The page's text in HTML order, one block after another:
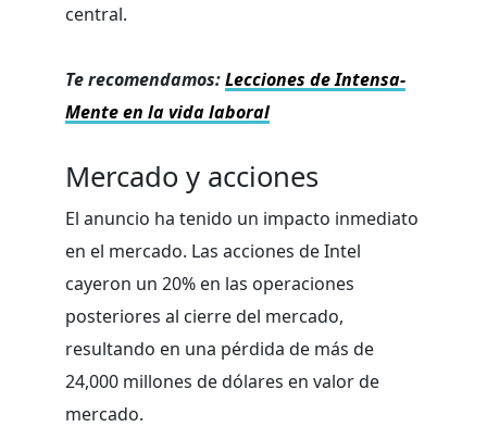
central.
Te recomendamos:Lecciones de Intensa-
Mente en la vida laboral
Mercado y acciones
El anuncio ha tenido un impacto inmediato
en el mercado. Las acciones de Intel
cayeron un 20% en las operaciones
posteriores al cierre del mercado,
resultando en una pérdida de más de
24,000 millones de dólares en valor de
mercado.